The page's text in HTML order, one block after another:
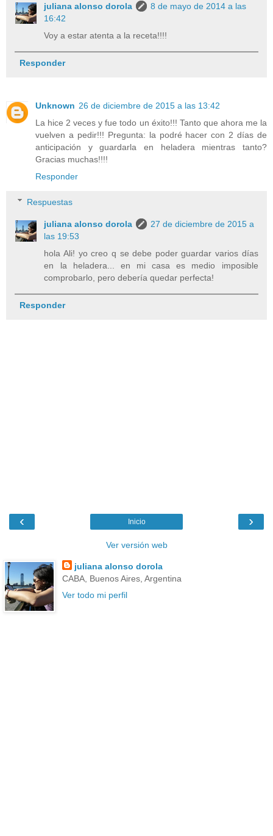
juliana alonso dorola
8 de mayo de 2014 a las
16:42
Voy a estar atenta a la receta!!!!
Responder
Unknown 26 de diciembre de 2015 a las 13:42
La hice 2 veces y fue todo un éxito!!! Tanto que ahora me la
vuelven a pedir!!! Pregunta: la podré hacer con 2 días de
anticipación y guardarla en heladera mientras tanto?
Gracias muchas!!!!
Responder
Respuestas
juliana alonso dorola
27 de diciembre de 2015 a
las 19:53
hola Ali! yo creo q se debe poder guardar varios días
en la heladera... en mi casa es medio imposible
comprobarlo, pero debería quedar perfecta!
Responder
‹ ›
Inicio
Ver versión web
juliana alonso dorola
CABA, Buenos Aires, Argentina
Ver todo mi perfil